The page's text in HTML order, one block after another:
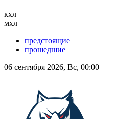
кхл
мхл
предстоящие
прошедшие
06 сентября 2026, Вс, 00:00